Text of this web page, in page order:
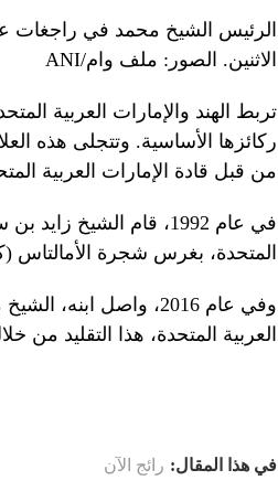
الاثنين. الصور: ملف وام/ANI
تربط الهند والإمارات العربية
ركائزها الأساسية. وتتجلى هذه
من قبل قادة الإمارات العربية
في عام 1992، قام الشيخ
المتحدة، بغرس شجرة الأمالتاس
وفي عام 2016، واصل
العربية المتحدة، هذا التقليد
في هذا المقال: رائج الآن